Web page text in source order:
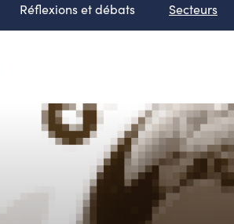
Réflexions et débats Secteurs